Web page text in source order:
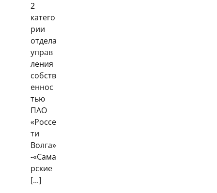
2
катего
рии
отдела
управ
ления
собств
еннос
тью
ПАО
«Россе
ти
Волга»
-«Сама
рские
[...]